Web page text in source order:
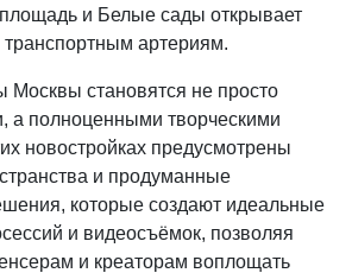
и Белые сады открывает
транспортным артериям.
становятся не просто
а полноценными творческими
новостройках предусмотрены
и продуманные
которые создают идеальные
и видеосъёмок, позволяя
и креаторам воплощать